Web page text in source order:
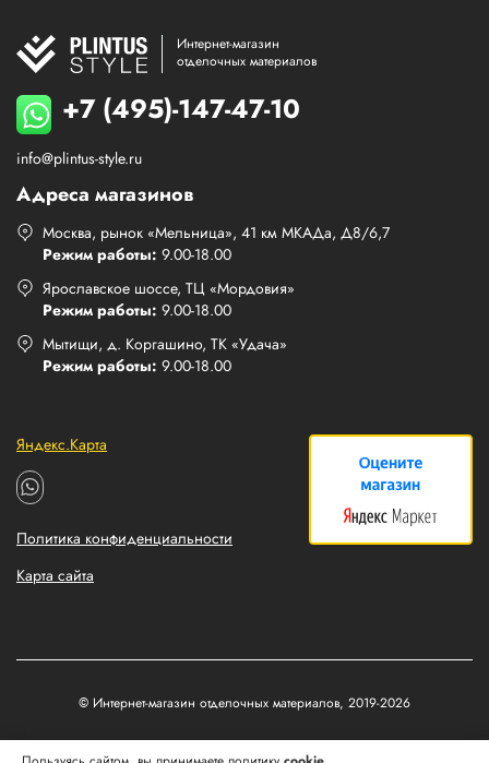
Интернет-магазин
отделочных материалов
+7 (495)-147-47-10
info@plintus-style.ru
Адреса магазинов
Москва, рынок «Мельница», 41 км МКАДа, Д8/6,7
Режим работы: 9.00-18.00
Ярославское шоссе, ТЦ «Мордовия»
Режим работы: 9.00-18.00
Мытищи, д. Коргашино, ТК «Удача»
Режим работы: 9.00-18.00
Яндекс.Карта
Политика конфиденциальности
Карта сайта
© Интернет-магазин отделочных материалов, 2019-2026